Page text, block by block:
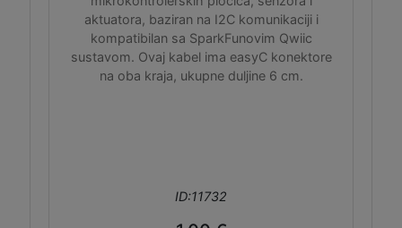
aktuatora, baziran na I2C komunikaciji i
kompatibilan sa SparkFunovim Qwiic
sustavom. Ovaj kabel ima easyC konektore
na oba kraja, ukupne duljine 6 cm.
ID:11732